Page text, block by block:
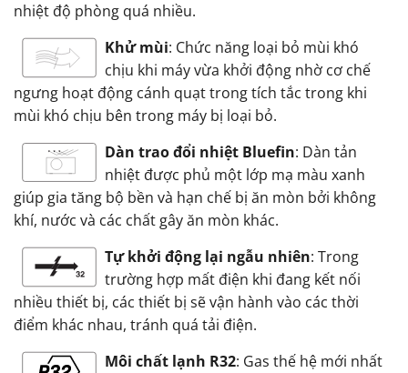
nhiệt độ phòng quá nhiều.
Khử mùi: Chức năng loại bỏ mùi khó
chịu khi máy vừa khởi động nhờ cơ chế
ngưng hoạt động cánh quạt trong tích tắc trong khi
mùi khó chịu bên trong máy bị loại bỏ.
Dàn trao đổi nhiệt Bluefin: Dàn tản
nhiệt được phủ một lớp mạ màu xanh
giúp gia tăng bộ bền và hạn chế bị ăn mòn bởi không
khí, nước và các chất gây ăn mòn khác.
Tự khởi động lại ngẫu nhiên: Trong
trường hợp mất điện khi đang kết nối
nhiều thiết bị, các thiết bị sẽ vận hành vào các thời
điểm khác nhau, tránh quá tải điện.
Môi chất lạnh R32: Gas thế hệ mới nhất